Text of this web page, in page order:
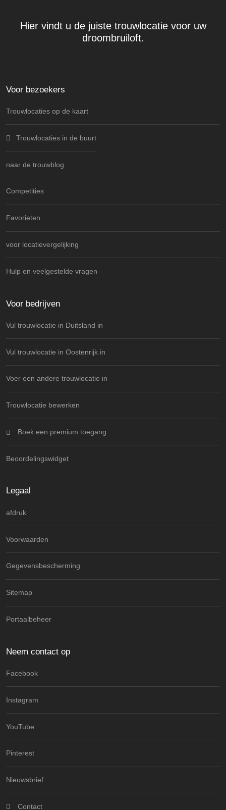
Hier vindt u de juiste trouwlocatie voor uw
droombruiloft.
Voor bezoekers
Trouwlocaties op de kaart
Trouwlocaties in de buurt
naar de trouwblog
Competities
Favorieten
voor locatievergelijking
Hulp en veelgestelde vragen
Voor bedrijven
Vul trouwlocatie in Duitsland in
Vul trouwlocatie in Oostenrijk in
Voer een andere trouwlocatie in
Trouwlocatie bewerken
Boek een premium toegang
Beoordelingswidget
Legaal
afdruk
Voorwaarden
Gegevensbescherming
Sitemap
Portaalbeheer
Neem contact op
Facebook
Instagram
YouTube
Pinterest
Nieuwsbrief
Contact